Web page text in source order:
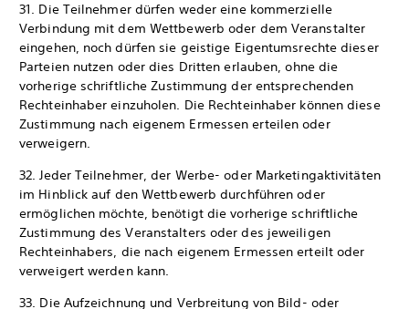
31. Die Teilnehmer dürfen weder eine kommerzielle
Verbindung mit dem Wettbewerb oder dem Veranstalter
eingehen, noch dürfen sie geistige Eigentumsrechte dieser
Parteien nutzen oder dies Dritten erlauben, ohne die
vorherige schriftliche Zustimmung der entsprechenden
Rechteinhaber einzuholen. Die Rechteinhaber können diese
Zustimmung nach eigenem Ermessen erteilen oder
verweigern.
32. Jeder Teilnehmer, der Werbe- oder Marketingaktivitäten
im Hinblick auf den Wettbewerb durchführen oder
ermöglichen möchte, benötigt die vorherige schriftliche
Zustimmung des Veranstalters oder des jeweiligen
Rechteinhabers, die nach eigenem Ermessen erteilt oder
verweigert werden kann.
33. Die Aufzeichnung und Verbreitung von Bild- oder